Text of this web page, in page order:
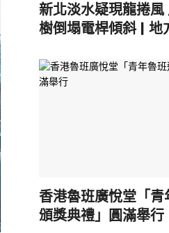
新北淡水疑現龍捲風
樹倒塌電桿傾斜 | 地
香港魯班廣悅堂「青
頒獎典禮」圓滿舉行